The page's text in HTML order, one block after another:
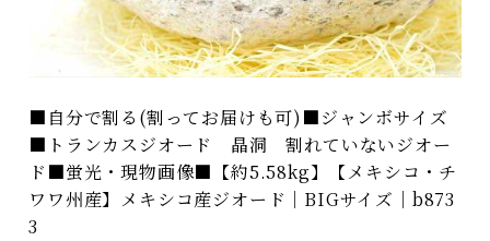
■自分で割る(割ってお届けも可)■ジャンボサイズ
■トランカスジオード 晶洞 割れていないジオー
ド■蛍光・現物画像■【約5.58kg】【メキシコ・チ
ワワ州産】メキシコ産ジオード｜BIGサイズ｜b873
3